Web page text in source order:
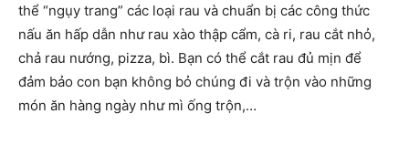
thể “ngụy trang” các loại rau và chuẩn bị các công thức
nấu ăn hấp dẫn như rau xào thập cẩm, cà ri, rau cắt nhỏ,
chả rau nướng, pizza, bì. Bạn có thể cắt rau đủ mịn để
đảm bảo con bạn không bỏ chúng đi và trộn vào những
món ăn hàng ngày như mì ống trộn,…